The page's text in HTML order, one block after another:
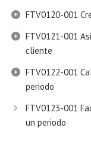
FTV0120-001
FTV0121-001
cliente
FTV0122-001
periodo
FTV0123-001
un periodo